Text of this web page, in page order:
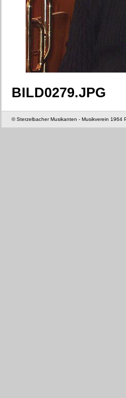
BILD0279.JPG
© Sterzelbacher Musikanten - Musikverein 1964